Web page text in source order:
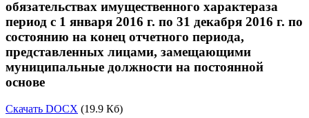
обязательствах имущественного характераза
период с 1 января 2016 г. по 31 декабря 2016 г. по
состоянию на конец отчетного периода,
представленных лицами, замещающими
муниципальные должности на постоянной
основе
Скачать DOCX (19.9 Кб)